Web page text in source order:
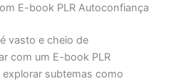
E-book PLR Autoconfiança
vasto e cheio de
com um E-book PLR
subtemas como